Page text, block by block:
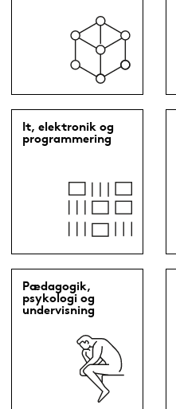
It, elektronik og
programmering
Pædagogik,
psykologi og
undervisning